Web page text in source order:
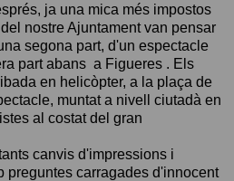
ja una mica més impostos
nostre Ajuntament van pensar
segona part, d'un espectacle
part abans a Figueres . Els
en helicòpter, a la plaça de
muntat a nivell ciutadà en
al costat del gran
canvis d'impressions i
preguntes carragades d'innocent